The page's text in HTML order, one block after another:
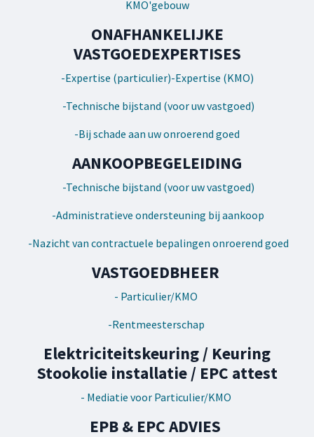
KMO'gebouw
ONAFHANKELIJKE
VASTGOEDEXPERTISES
-Expertise (particulier)-Expertise (KMO)
-Technische bijstand (voor uw vastgoed)
-Bij schade aan uw onroerend goed
AANKOOPBEGELEIDING
-Technische bijstand (voor uw vastgoed)
-Administratieve ondersteuning bij aankoop
-Nazicht van contractuele bepalingen onroerend goed
VASTGOEDBHEER
- Particulier/KMO
-Rentmeesterschap
Elektriciteitskeuring / Keuring
Stookolie installatie / EPC attest
- Mediatie voor Particulier/KMO
EPB & EPC ADVIES